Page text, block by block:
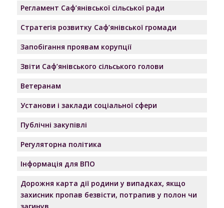
Регламент Саф’янівської сільської ради
Стратегія розвитку Саф’янівської громади
Запобігання проявам корупції
Звіти Саф’янівського сільського голови
Ветеранам
Установи і заклади соціальної сфери
Публічні закупівлі
Регуляторна політика
Інформація для ВПО
Дорожня карта дії родини у випадках, якщо
захисник пропав безвісти, потрапив у полон чи